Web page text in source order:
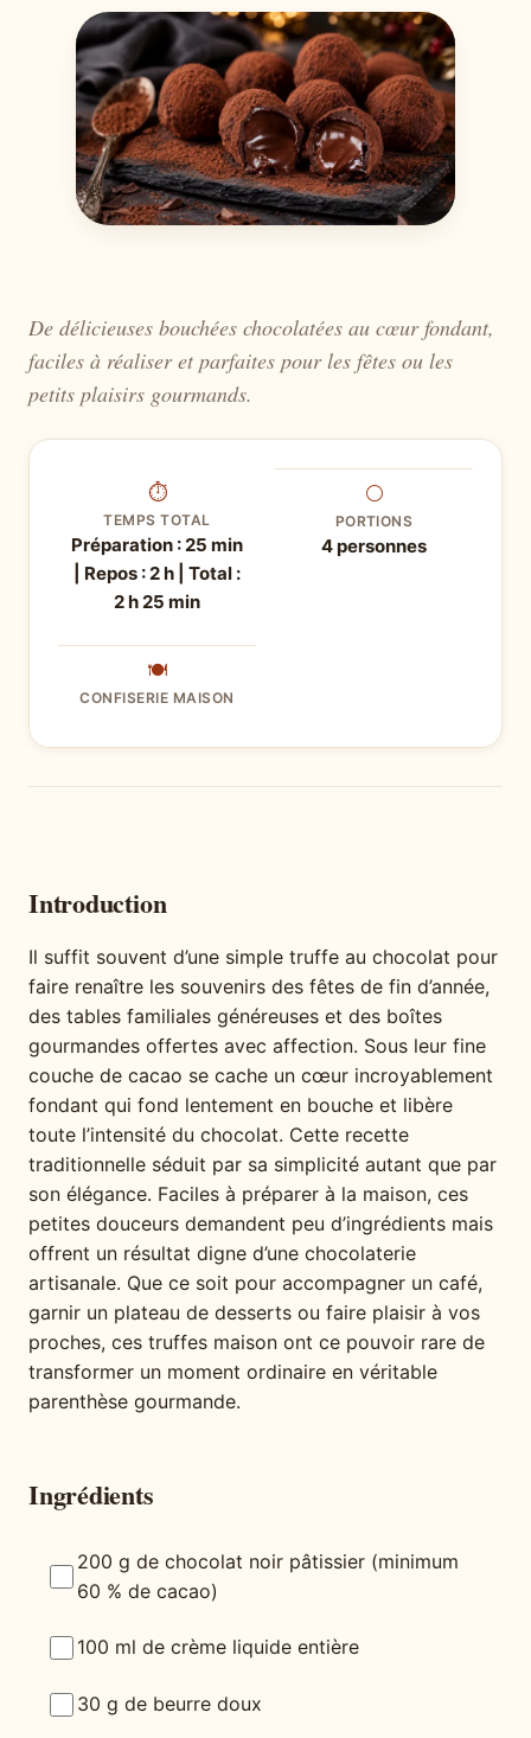
De délicieuses bouchées chocolatées au cœur fondant,
faciles à réaliser et parfaites pour les fêtes ou les
petits plaisirs gourmands.
⏱
TEMPS TOTAL
Préparation : 25 min
| Repos : 2 h | Total :
2 h 25 min
⚪
PORTIONS
4 personnes
🍽
CONFISERIE MAISON
Introduction
Il suffit souvent d’une simple truffe au chocolat pour
faire renaître les souvenirs des fêtes de fin d’année,
des tables familiales généreuses et des boîtes
gourmandes offertes avec affection. Sous leur fine
couche de cacao se cache un cœur incroyablement
fondant qui fond lentement en bouche et libère
toute l’intensité du chocolat. Cette recette
traditionnelle séduit par sa simplicité autant que par
son élégance. Faciles à préparer à la maison, ces
petites douceurs demandent peu d’ingrédients mais
offrent un résultat digne d’une chocolaterie
artisanale. Que ce soit pour accompagner un café,
garnir un plateau de desserts ou faire plaisir à vos
proches, ces truffes maison ont ce pouvoir rare de
transformer un moment ordinaire en véritable
parenthèse gourmande.
Ingrédients
200 g de chocolat noir pâtissier (minimum
60 % de cacao)
100 ml de crème liquide entière
30 g de beurre doux